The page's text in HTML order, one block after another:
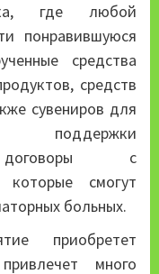
где любой
понравившуюся
средства
средств
сувениров для
договоры с
которые смогут
больных.
приобретет
много